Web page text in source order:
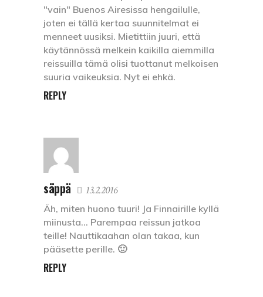
"vain" Buenos Airesissa hengailulle,
joten ei tällä kertaa suunnitelmat ei
menneet uusiksi. Mietittiin juuri, että
käytännössä melkein kaikilla aiemmilla
reissuilla tämä olisi tuottanut melkoisen
suuria vaikeuksia. Nyt ei ehkä.
REPLY
säppä 13.2.2016
Äh, miten huono tuuri! Ja Finnairille kyllä
miinusta… Parempaa reissun jatkoa
teille! Nauttikaahan olan takaa, kun
pääsette perille. 🙂
REPLY